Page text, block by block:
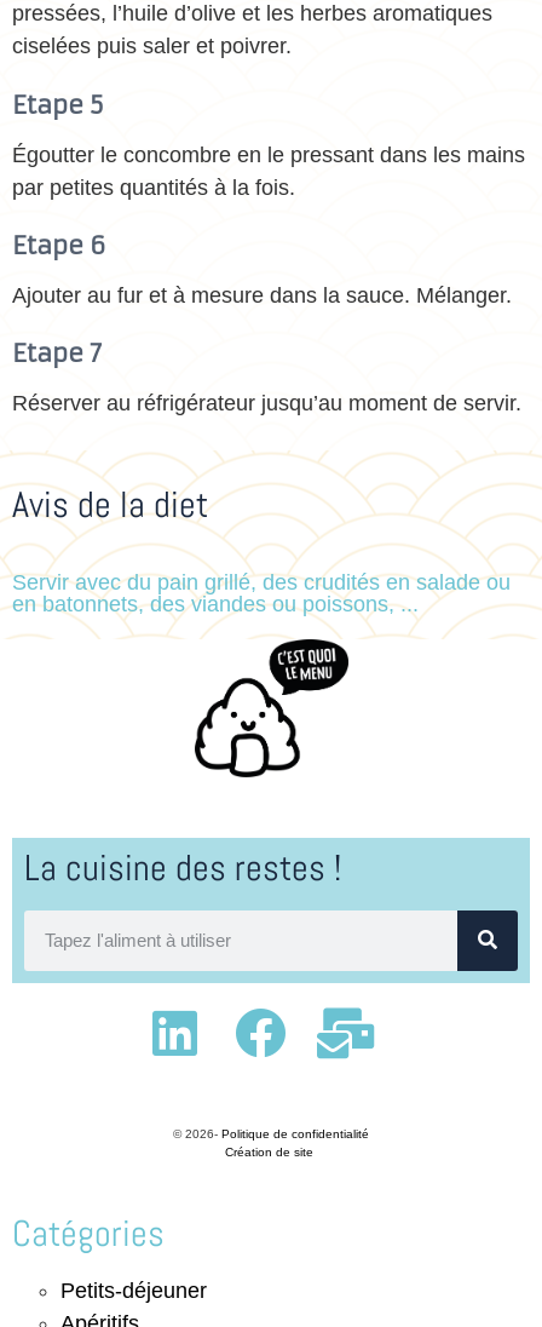
pressées, l’huile d’olive et les herbes aromatiques
ciselées puis saler et poivrer.
Etape 5
Égoutter le concombre en le pressant dans les mains
par petites quantités à la fois.
Etape 6
Ajouter au fur et à mesure dans la sauce. Mélanger.
Etape 7
Réserver au réfrigérateur jusqu’au moment de servir.
Avis de la diet
Servir avec du pain grillé, des crudités en salade ou
en batonnets, des viandes ou poissons, ...
Catégories
Petits-déjeuner
La cuisine des restes !
© 2026- Politique de confidentialité
Création de site